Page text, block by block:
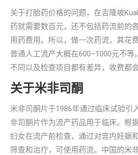
关于打胎药价格的问题，在吉隆坡
药就需要数百元，还不包括药流前的
用药费用。所以，做一次药流，其花
普通人工流产大概在600–1000元不等
不同以及检查项目都有差异，收费都会
关于米非司酮
米非司酮片于1986年通过临床试验引
非司酮片作为流产药品用于临床。根
妇女在流产前检查，通过对宫内妊娠
筛查和治疗，可使用药流。中国的米